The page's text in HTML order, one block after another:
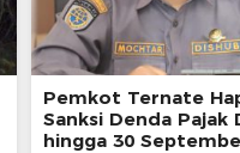
Pemkot Ternate
Sanksi Denda Pajak
hingga 30